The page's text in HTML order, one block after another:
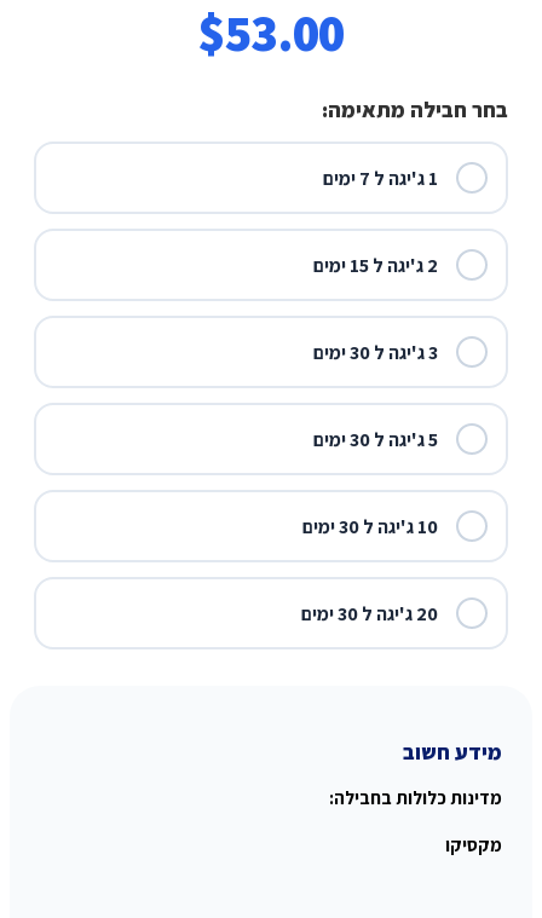
בחר חבילה מתאימה:
1 ג'יגה ל 7 ימים
2 ג'יגה ל 15 ימים
3 ג'יגה ל 30 ימים
5 ג'יגה ל 30 ימים
10 ג'יגה ל 30 ימים
20 ג'יגה ל 30 ימים
מידע חשוב
מדינות כלולות בחבילה:
מקסיקו